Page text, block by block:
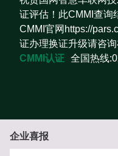
证评估！此CMMI查询
CMMI官网https://
证办理换证升级请咨
CMMI认证 全国热线
企业喜报